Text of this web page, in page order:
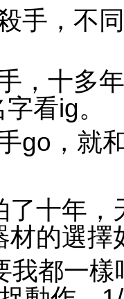
手，不
，十多
看ig。
go，就
了十年
材的選
我都一